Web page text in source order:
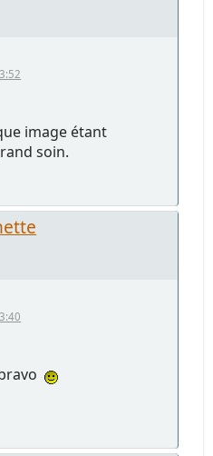
image étant
soin.
bravo